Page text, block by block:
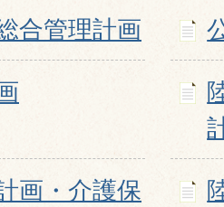
合管理計画
画・介護保